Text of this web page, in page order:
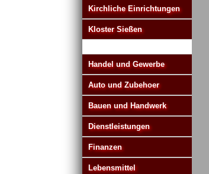
Kirchliche Einrichtungen
Kloster Sießen
Handel und Gewerbe
Auto und Zubehoer
Bauen und Handwerk
Dienstleistungen
Finanzen
Lebensmittel